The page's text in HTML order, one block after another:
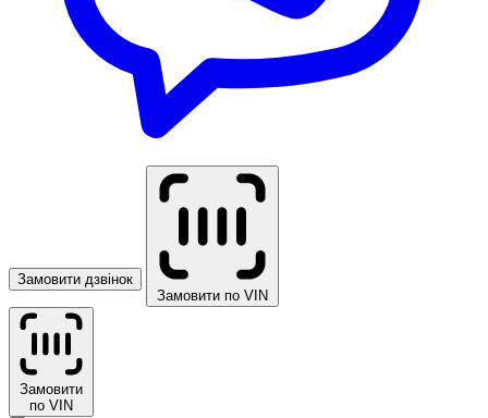
Замовити дзвінок
Замовити по VIN
Замовити
по VIN